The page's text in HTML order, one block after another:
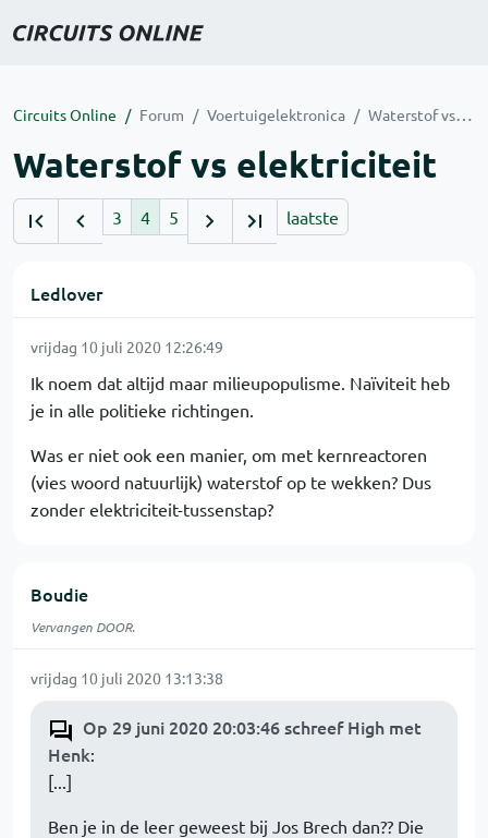
Circuits Online Forum Voertuigelektronica Waterstof vs elektriciteit
Waterstof vs elektriciteit
3 4 5 laatste
Ledlover
vrijdag 10 juli 2020 12:26:49
Ik noem dat altijd maar milieupopulisme. Naïviteit heb
je in alle politieke richtingen.
Was er niet ook een manier, om met kernreactoren
(vies woord natuurlijk) waterstof op te wekken? Dus
zonder elektriciteit-tussenstap?
Boudie
Vervangen DOOR.
vrijdag 10 juli 2020 13:13:38
Op 29 juni 2020 20:03:46 schreef High met
Henk:
[...]
Ben je in de leer geweest bij Jos Brech dan?? Die